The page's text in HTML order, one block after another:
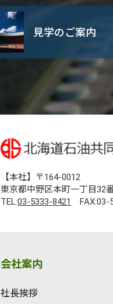
見学のご案内
【本社】〒164-0012
東京都中野区本町一丁目32
TEL:03-5333-8421 FAX:03-
会社案内
社長挨拶